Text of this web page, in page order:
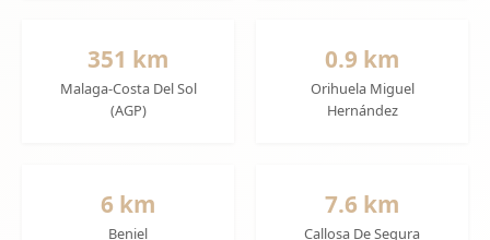
351 km
Malaga-Costa Del Sol
(AGP)
0.9 km
Orihuela Miguel
Hernández
6 km
Beniel
7.6 km
Callosa De Segura